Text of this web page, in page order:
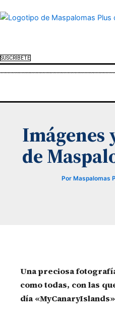
al
SUSCRÍBETE
Imágenes
de
Por Maspalomas
Una preciosa
como todas, con las
día «MyCanaryIslands»